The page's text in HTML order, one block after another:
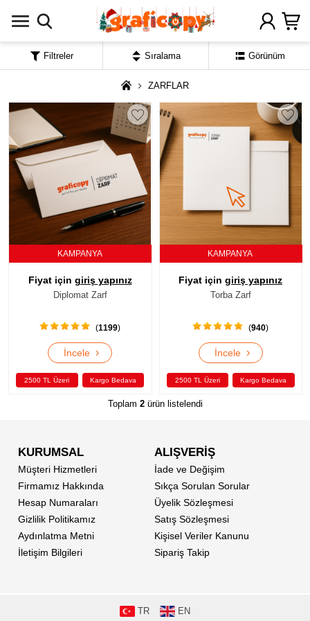
ZARFLAR
KAMPANYA
Fiyat için giriş yapınız
Diplomat Zarf
(1199)
İncele ›
2500 TL Üzeri Kargo Bedava
KAMPANYA
Fiyat için giriş yapınız
Torba Zarf
(940)
İncele ›
2500 TL Üzeri Kargo Bedava
Toplam 2ürün listelendi
KURUMSAL
Müşteri Hizmetleri
Firmamız Hakkında
Hesap Numaraları
Gizlilik Politikamız
Aydınlatma Metni
İletişim Bilgileri
ALIŞVERİŞ
İade ve Değişim
Sıkça Sorulan Sorular
Üyelik Sözleşmesi
Satış Sözleşmesi
Kişisel Veriler Kanunu
Sipariş Takip
TR EN
Filtreler Sıralama Görünüm